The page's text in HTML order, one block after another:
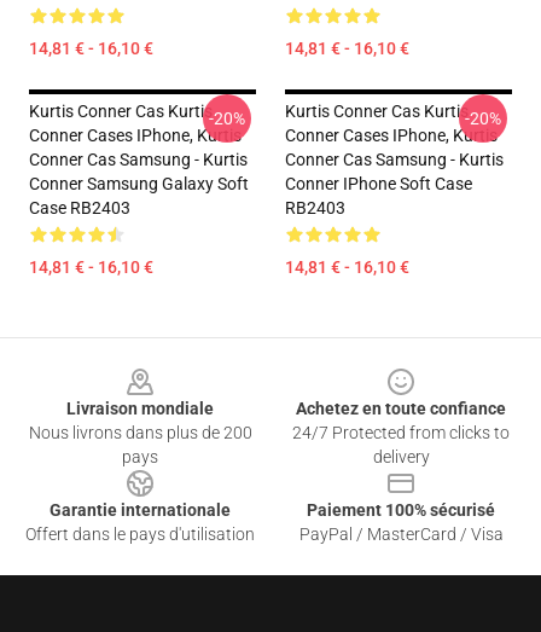
14,81 € - 16,10 € 14,81 € - 16,10 €
Kurtis Conner Cas Kurtis
Conner Cases IPhone, Kurtis
Conner Cas Samsung - Kurtis
Conner Samsung Galaxy Soft
Case RB2403
14,81 € - 16,10 €
-20%
Kurtis Conner Cas Kurtis
Conner Cases IPhone, Kurtis
Conner Cas Samsung - Kurtis
Conner IPhone Soft Case
RB2403
14,81 € - 16,10 €
-20%
Livraison mondiale
Nous livrons dans plus de 200
pays
Achetez en toute confiance
24/7 Protected from clicks to
delivery
Garantie internationale
Offert dans le pays d'utilisation
Paiement 100% sécurisé
PayPal / MasterCard / Visa